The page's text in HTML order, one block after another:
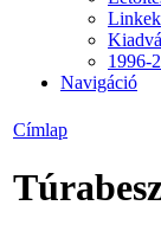
Linkek
1996-
Navigáció
Címlap